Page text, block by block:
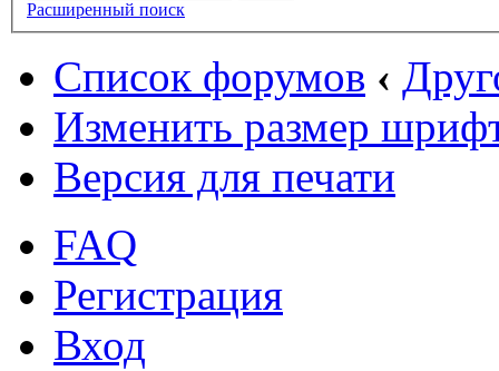
Расширенный поиск
Список форумов ‹
Изменить размер
Версия для печати
FAQ
Регистрация
Вход